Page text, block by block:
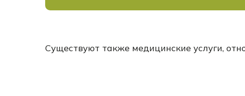
Существуют также медицинские услуги,